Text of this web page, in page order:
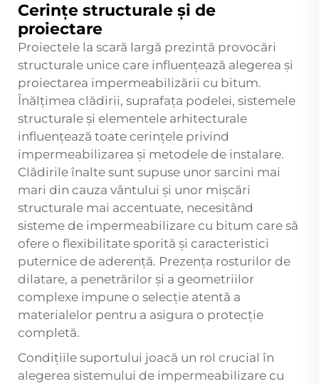
Cerințe structurale și de
proiectare
Proiectele la scară largă prezintă provocări
structurale unice care influențează alegerea și
proiectarea impermeabilizării cu bitum.
Înălțimea clădirii, suprafața podelei, sistemele
structurale și elementele arhitecturale
influențează toate cerințele privind
impermeabilizarea și metodele de instalare.
Clădirile înalte sunt supuse unor sarcini mai
mari din cauza vântului și unor mișcări
structurale mai accentuate, necesitând
sisteme de impermeabilizare cu bitum care să
ofere o flexibilitate sporită și caracteristici
puternice de aderență. Prezența rosturilor de
dilatare, a penetrărilor și a geometriilor
complexe impune o selecție atentă a
materialelor pentru a asigura o protecție
completă.
Condițiile suportului joacă un rol crucial în
alegerea sistemului de impermeabilizare cu